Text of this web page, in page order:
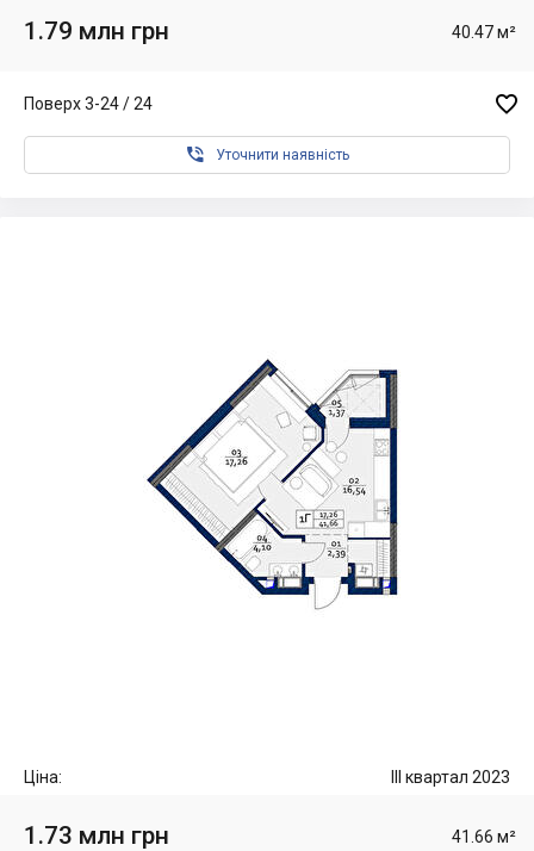
1.79 млн грн 40.47 м²
Поверх 3-24 / 24 
 Уточнити наявність
Ціна: III квартал 2023
1.73 млн грн 41.66 м²